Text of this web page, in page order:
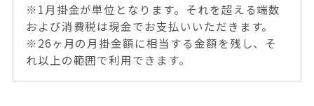
※1⽉掛⾦が単位となります。それを超える端数
および消費税は現⾦でお⽀払いいただきます。
※26ヶ⽉の⽉掛⾦額に相当する⾦額を残し、そ
れ以上の範囲で利⽤できます。